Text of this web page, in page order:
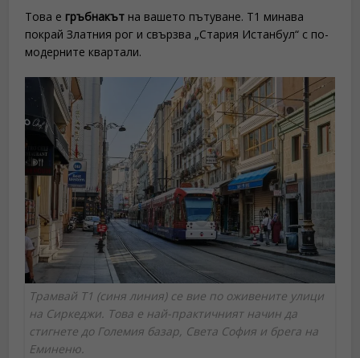
Това е гръбнакът на вашето пътуване. T1 минава
покрай Златния рог и свързва „Стария Истанбул“ с по-
модерните квартали.
Трамвай T1 (синя линия) се вие по оживените улици
на Сиркеджи. Това е най-практичният начин да
стигнете до Големия базар, Света София и брега на
Еминеню.